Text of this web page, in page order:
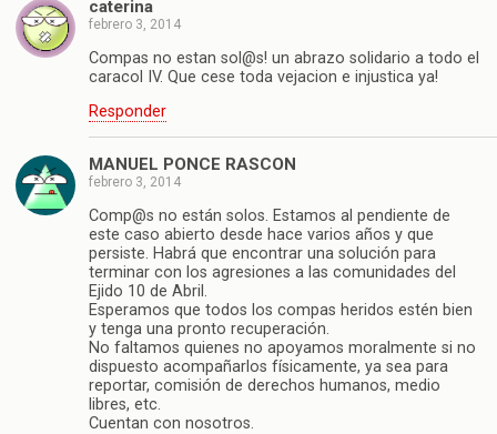
caterina
febrero 3, 2014
Compas no estan sol@s! un abrazo solidario a todo el
caracol IV. Que cese toda vejacion e injustica ya!
Responder
MANUEL PONCE RASCON
febrero 3, 2014
Comp@s no están solos. Estamos al pendiente de
este caso abierto desde hace varios años y que
persiste. Habrá que encontrar una solución para
terminar con los agresiones a las comunidades del
Ejido 10 de Abril.
Esperamos que todos los compas heridos estén bien
y tenga una pronto recuperación.
No faltamos quienes no apoyamos moralmente si no
dispuesto acompañarlos físicamente, ya sea para
reportar, comisión de derechos humanos, medio
libres, etc.
Cuentan con nosotros.